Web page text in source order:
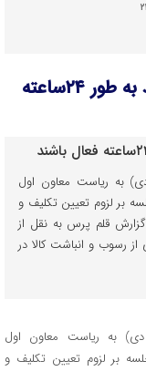
گمرکات در مبادی اصلی کشور باید به طور ۲۴ساعته
بررسی مسائل گمرکی کشور عصر شنبه (۱ دی) به ریاست معاون اول
بر لزوم تعیین تکلیف و
گزارش قلم پرس به نقل از
رسوب و انباشت کالا در
جلسه بررسی مسائل گمرکی کشور عصر شنبه (۱ دی) به ریاست معاون اول
بر لزوم تعیین تکلیف و